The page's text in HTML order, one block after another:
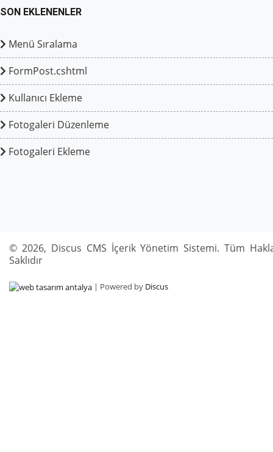
SON EKLENENLER
Menü Sıralama
FormPost.cshtml
Kullanıcı Ekleme
Fotogaleri Düzenleme
Fotogaleri Ekleme
© 2026, Discus CMS İçerik Yönetim Sistemi. Tüm
Saklıdır
| Powered by Discus